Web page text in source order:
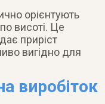
орієнтують
висоті. Це
приріст
вигідно для
виробіток